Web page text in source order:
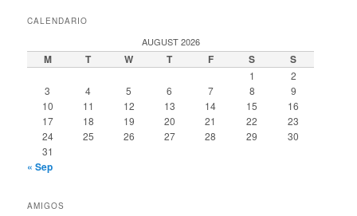
CALENDARIO
AUGUST 2026
M T W T F S S
1
2
3
4 5 6 7 8
9
10
11 12 13 14 15
16
17
18 19 20 21 22
23
24
25 26 27 28 29
30
31
« Sep
AMIGOS